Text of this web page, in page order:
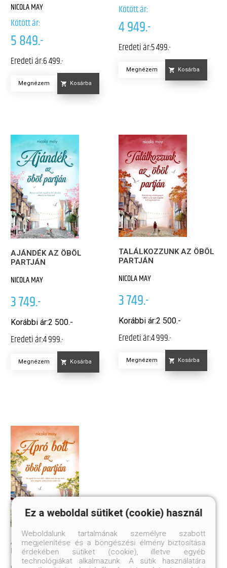
NICOLA MAY
Kötött ár:
5 849.-
Eredeti ár:6 499.-
Megnézem Kosárba
Kötött ár:
4 949.-
Eredeti ár:5 499.-
Megnézem Kosárba
AJÁNDÉK AZ ÖBÖL
PARTJÁN
NICOLA MAY
3 749.-
Korábbi ár:2 500.-
Eredeti ár:4 999.-
Megnézem Kosárba
TALÁLKOZZUNK AZ ÖBÖL
PARTJÁN
NICOLA MAY
3 749.-
Korábbi ár:2 500.-
Eredeti ár:4 999.-
Megnézem Kosárba
APRÓ BOLT AZ ÖBÖL
PARTJÁN
Ez a weboldal sütiket (cookie) használ
Weboldalunk tartalmának személyre szabott
megjelenítése és a böngészési élmény biztosítása
érdekében sütiket (cookie), illetve egyéb
technológiákat alkalmazunk. A sütik használatára